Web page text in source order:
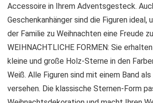
Accessoire in Ihrem Adventsgesteck.
Geschenkanhänger sind die Figuren ideal,
der Familie zu Weihnachten eine Freude
WEIHNACHTLICHE FORMEN: Sie
kleine und große Holz-Sterne in den
Weiß. Alle Figuren sind mit einem Band
versehen. Die klassische Sternen-Form